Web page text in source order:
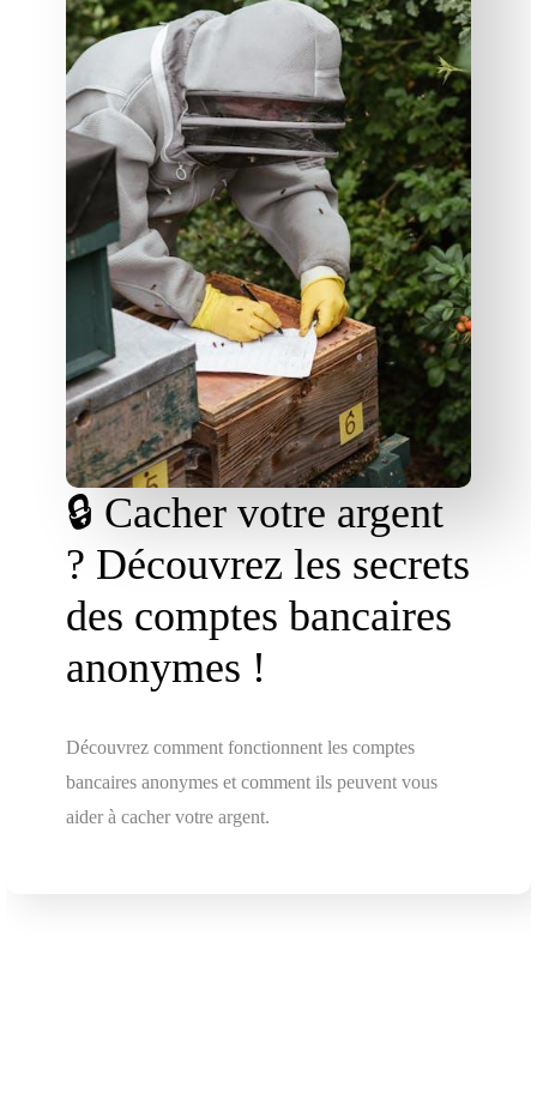
🔒 Cacher votre argent
? Découvrez les secrets
des comptes bancaires
anonymes !
Découvrez comment fonctionnent les comptes
bancaires anonymes et comment ils peuvent vous
aider à cacher votre argent.